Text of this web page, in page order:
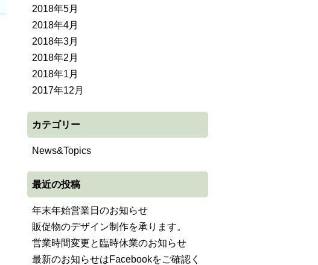
2018年5月
2018年4月
2018年3月
2018年2月
2018年1月
2017年12月
カテゴリー
News&Topics
最近の投稿
年末年始営業日のお知らせ
販促物のデザイン制作を承ります。
営業時間変更と臨時休業のお知らせ
最新のお知らせはFacebookをご確認く